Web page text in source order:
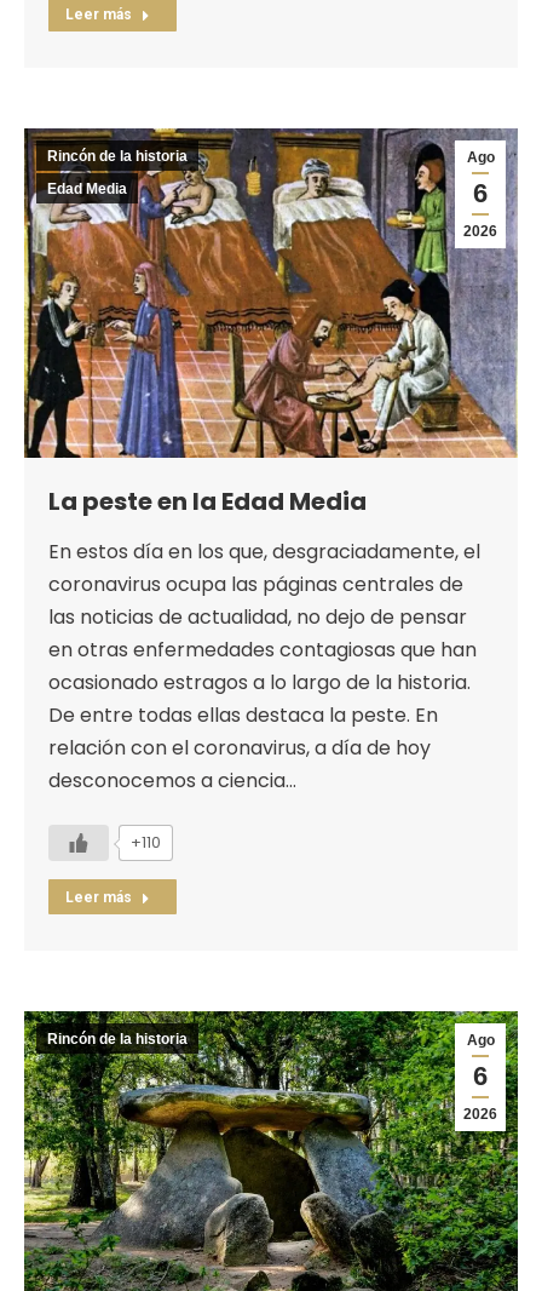
Leer más
Ago
6
2026
Rincón de la historia
Edad Media
La peste en la Edad Media
En estos día en los que, desgraciadamente, el
coronavirus ocupa las páginas centrales de
las noticias de actualidad, no dejo de pensar
en otras enfermedades contagiosas que han
ocasionado estragos a lo largo de la historia.
De entre todas ellas destaca la peste. En
relación con el coronavirus, a día de hoy
desconocemos a ciencia…
+110
Leer más
Ago
6
2026
Rincón de la historia